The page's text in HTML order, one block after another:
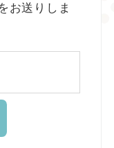
お送りしま